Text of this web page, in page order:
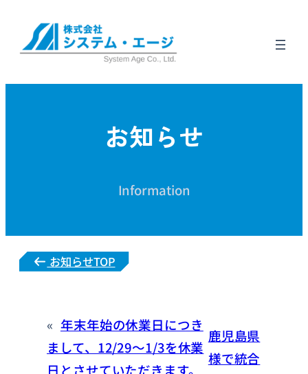
お知らせ
Information
お知らせTOP
« 年末年始の休業日につき
まして、12/29～1/3を休業
日とさせていただきます。
鹿児島県
様で統合